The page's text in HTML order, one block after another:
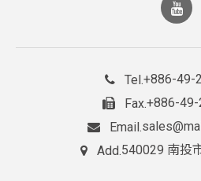
Tel.+886-49-
Fax.+886-
Email.
Add.540029 南投